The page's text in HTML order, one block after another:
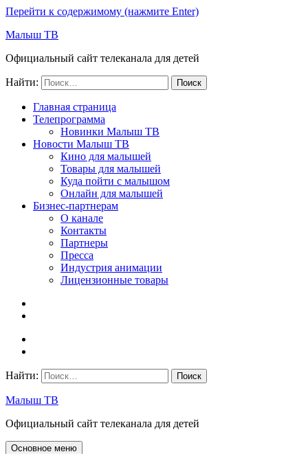
Перейти к содержимому (нажмите Enter)
Малыш ТВ
Официальный сайт телеканала для детей
Найти:
Главная страница
Телепрограмма
Новинки Малыш ТВ
Новости Малыш ТВ
Кино для малышей
Товары для малышей
Куда пойти с малышом
Онлайн для малышей
Бизнес-партнерам
О канале
Контакты
Партнеры
Пресса
Индустрия анимации
Лицензионные товары
Найти:
Малыш ТВ
Официальный сайт телеканала для детей
Основное меню